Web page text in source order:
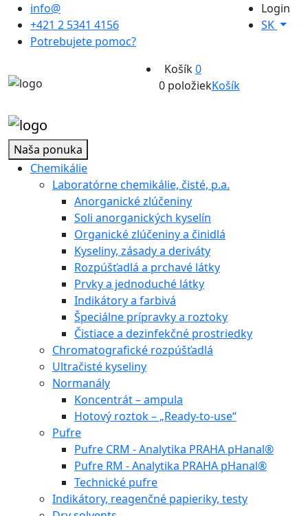
info@
+421 2 5341 4156
Potrebujete pomoc?
Login
SK
Košík0
0 položiekKošík
Naša ponuka
Chemikálie
Laboratórne chemikálie, čisté, p.a.
Anorganické zlúčeniny
Soli anorganických kyselín
Organické zlúčeniny a činidlá
Kyseliny, zásady a deriváty
Rozpúšťadlá a prchavé látky
Prvky a jednoduché látky
Indikátory a farbivá
Špeciálne prípravky a roztoky
Čistiace a dezinfekčné prostriedky
Chromatografické rozpúšťadlá
Ultračisté kyseliny
Normanály
Koncentrát – ampula
Hotový roztok – „Ready-to-use“
Pufre
Pufre CRM - Analytika PRAHA pHanal®
Pufre RM - Analytika PRAHA pHanal®
Technické pufre
Indikátory, reagenčné papieriky, testy